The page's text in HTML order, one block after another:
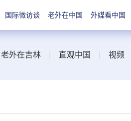
国际微访谈 老外在中国 外媒看中国
老外在吉林 直观中国 视频